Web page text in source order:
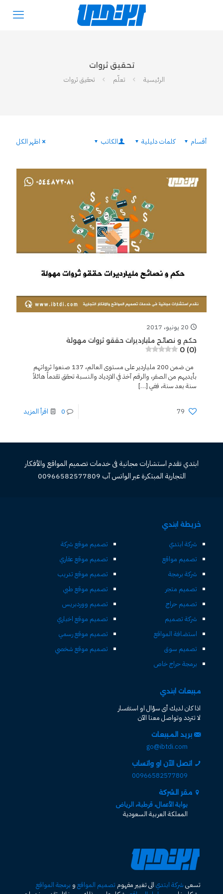
تحقيق ثروات
الرئيسية
تعلّم تحقيق ثروات
أقسام كلمات دليلية الكاتب اظهر الكل
20 يونيو، 2017
حكم و نصائح مليارديرات حققو ثروات مهولة
0 (0)
من ضمن 200 ملياردير على مستوى العالم، 137 صنعوا ثرواتهم
بأيديهم من الصفر، والرقم آخذ في الازدياد والنسبة تحقق تقدماً هائلاً
سنة بعد سنة، ففي […]
79
0 اقرأ المزيد
ابتدي تقدم استشارات مجانية فى خدمات تصميم المواقع والأفكار
التجارية المبتكرة عبر الواتس آب 00966582577809
خريطة ابتدي
شركة ابتدي
تصميم مواقع
شركة برمجة
تصميم متجر
تصميم حراج
شركة تصميم
استضافة المواقع
تصميم سوق
برمجة حراج خاص
تصميم موقع شركة
تصميم موقع عقاري
تصميم موقع تدريب
تصميم موقع طبي
تصميم ووردبريس
تصميم موقع اخباري
تصميم موقع رسمي
تصميم موقع شخصي
مبيعات ابتدي
اذا كان لديك أى سؤال او استفسار
لا تتردد وتواصل معنا الآن
بريد المبيعات
go@ibtdi.com
اتصل الآن او واتساب
00966582577809
مقر الشركة
بوابة الأعمال، قرطبة، الرياض
المملكة العربية السعودية
تسعى شركة ابتدي الى تغيير مفهوم تصميم المواقع و برمجة المواقع